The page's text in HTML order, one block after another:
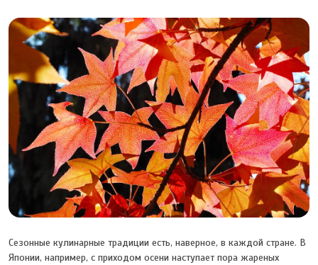
Сезонные кулинарные традиции есть, наверное, в каждой стране. В
Японии, например, с приходом осени наступает пора жареных